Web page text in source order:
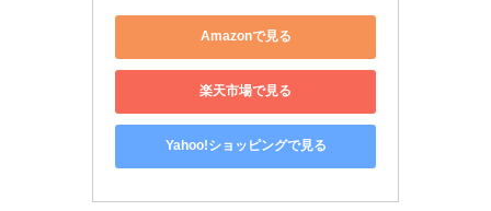
Amazonで見る
楽天市場で見る
Yahoo!ショッピングで見る